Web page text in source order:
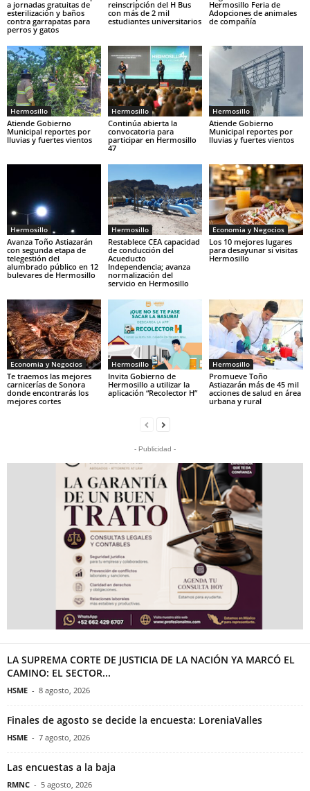
a jornadas gratuitas de
esterilización y baños
contra garrapatas para
perros y gatos
reinscripción del H Bus
con más de 2 mil
estudiantes universitarios
Hermosillo Feria de
Adopciones de animales
de compañía
Hermosillo
Atiende Gobierno
Municipal reportes por
lluvias y fuertes vientos
Hermosillo
Continúa abierta la
convocatoria para
participar en Hermosillo
47
Hermosillo
Atiende Gobierno
Municipal reportes por
lluvias y fuertes vientos
Hermosillo
Avanza Toño Astiazarán
con segunda etapa de
telegestión del
alumbrado público en 12
bulevares de Hermosillo
Hermosillo
Restablece CEA capacidad
de conducción del
Acueducto
Independencia; avanza
normalización del
servicio en Hermosillo
Economia y Negocios
Los 10 mejores lugares
para desayunar si visitas
Hermosillo
Economia y Negocios
Te traemos las mejores
carnicerías de Sonora
donde encontrarás los
mejores cortes
Hermosillo
Invita Gobierno de
Hermosillo a utilizar la
aplicación “Recolector H”
Hermosillo
Promueve Toño
Astiazarán más de 45 mil
acciones de salud en área
urbana y rural
- Publicidad -
LA SUPREMA CORTE DE JUSTICIA DE LA NACIÓN YA MARCÓ EL
CAMINO: EL SECTOR...
HSME - 8 agosto, 2026
Finales de agosto se decide la encuesta: LoreniaValles
HSME - 7 agosto, 2026
Las encuestas a la baja
RMNC - 5 agosto, 2026